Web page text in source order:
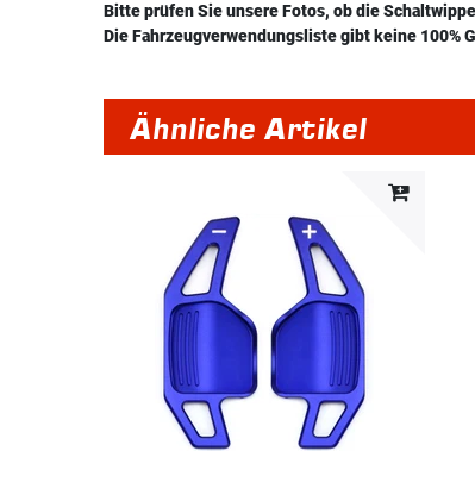
Bitte prüfen Sie unsere Fotos, ob die
Die Fahrzeugverwendungsliste gibt keine 100%
Ähnliche Artikel